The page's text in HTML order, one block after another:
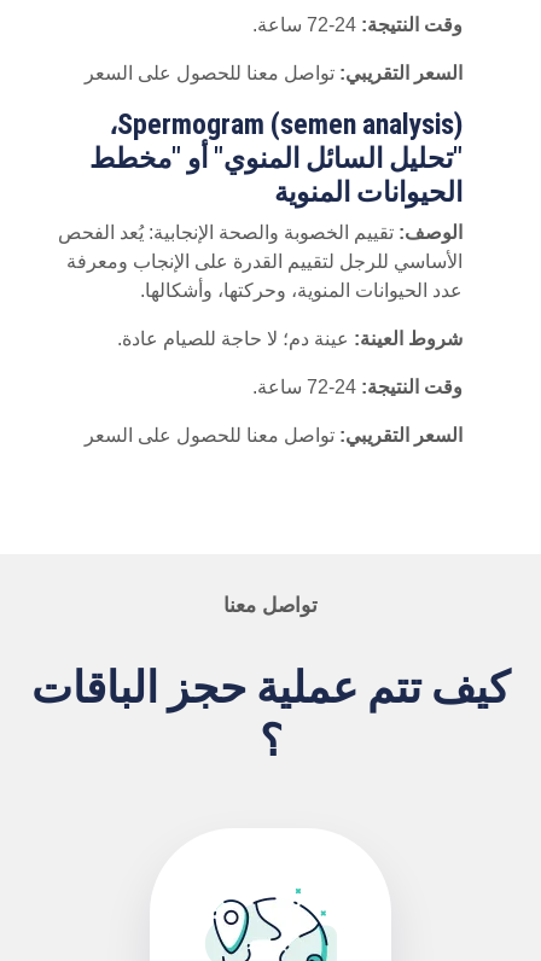
وقت النتيجة:
السعر التقريبي: تواصل معنا للحصول على السعر
Spermogram (semen analysis)،
"تحليل السائل المنوي" أو "مخطط
الحيوانات المنوية
الوصف: تقييم الخصوبة والصحة الإنجابية: يُعد الفحص
الأساسي للرجل لتقييم القدرة على الإنجاب ومعرفة
عدد الحيوانات المنوية، وحركتها، وأشكالها.
شروط العينة: عينة دم؛ لا حاجة للصيام عادة.
وقت النتيجة:
السعر التقريبي: تواصل معنا للحصول على السعر
تواصل معنا
كيف تتم عملية حجز الباقات
؟